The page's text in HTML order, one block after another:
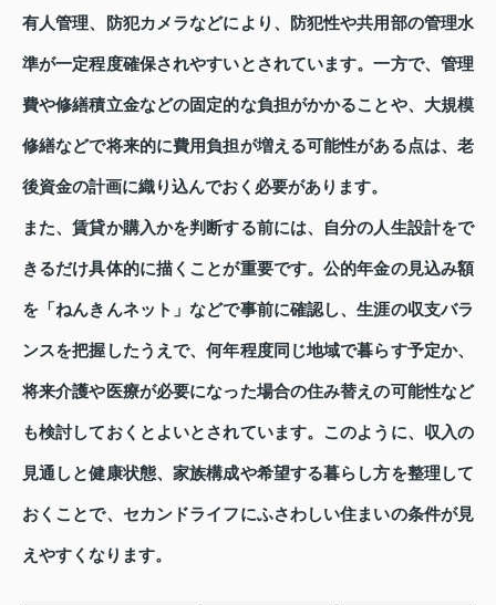
有人管理、防犯カメラなどにより、防犯性や共用部の管理水
準が一定程度確保されやすいとされています。一方で、管理
費や修繕積立金などの固定的な負担がかかることや、大規模
修繕などで将来的に費用負担が増える可能性がある点は、老
後資金の計画に織り込んでおく必要があります。
また、賃貸か購入かを判断する前には、自分の人生設計をで
きるだけ具体的に描くことが重要です。公的年金の見込み額
を「ねんきんネット」などで事前に確認し、生涯の収支バラ
ンスを把握したうえで、何年程度同じ地域で暮らす予定か、
将来介護や医療が必要になった場合の住み替えの可能性など
も検討しておくとよいとされています。このように、収入の
見通しと健康状態、家族構成や希望する暮らし方を整理して
おくことで、セカンドライフにふさわしい住まいの条件が見
えやすくなります。